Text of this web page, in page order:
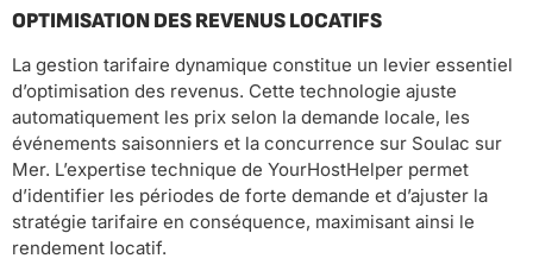
OPTIMISATION DES REVENUS LOCATIFS
La gestion tarifaire dynamique constitue un levier essentiel
d’optimisation des revenus. Cette technologie ajuste
automatiquement les prix selon la demande locale, les
événements saisonniers et la concurrence sur Soulac sur
Mer. L’expertise technique de YourHostHelper permet
d’identifier les périodes de forte demande et d’ajuster la
stratégie tarifaire en conséquence, maximisant ainsi le
rendement locatif.